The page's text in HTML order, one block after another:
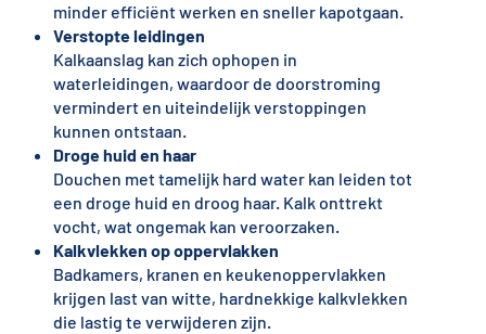
minder efficiënt werken en sneller kapotgaan.
Verstopte leidingen
Kalkaanslag kan zich ophopen in
waterleidingen, waardoor de doorstroming
vermindert en uiteindelijk verstoppingen
kunnen ontstaan.
Droge huid en haar
Douchen met tamelijk hard water kan leiden tot
een droge huid en droog haar. Kalk onttrekt
vocht, wat ongemak kan veroorzaken.
Kalkvlekken op oppervlakken
Badkamers, kranen en keukenoppervlakken
krijgen last van witte, hardnekkige kalkvlekken
die lastig te verwijderen zijn.